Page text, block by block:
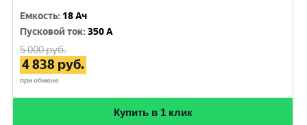
Емкость: 18 Ач
Пусковой ток:350 A
5 000руб.
4 838 руб.
при обмене
Купить в 1 клик